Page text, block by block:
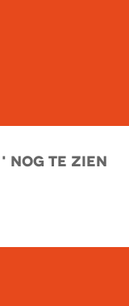
' nog te zien